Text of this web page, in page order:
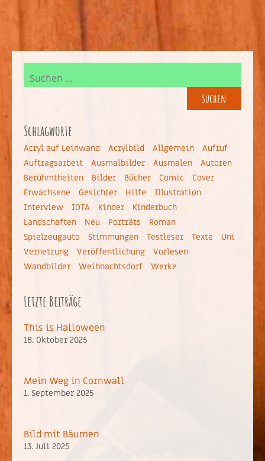
Schlagworte
Acryl auf Leinwand Acrylbild Allgemein
Aufruf
Auftragsarbeit
Ausmalbilder Ausmalen
Autoren
Berühmtheiten
Bilder Bücher Comic
Cover
Erwachsene
Gesichter Hilfe
Illustration
Interview
IOTA Kinder
Kinderbuch
Landschaften
Neu Porträts
Roman
Spielzeugauto
Stimmungen Testleser Texte
Uni
Vernetzung
Veröffentlichung
Vorlesen
Wandbilder
Weihnachtsdorf Werke
Letzte Beiträge
This is Halloween
18. Oktober 2025
Mein Weg in Cornwall
1. September 2025
Bild mit Bäumen
13. Juli 2025